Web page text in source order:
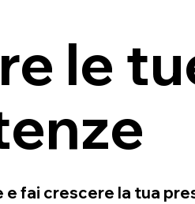
le
e fai crescere la tua